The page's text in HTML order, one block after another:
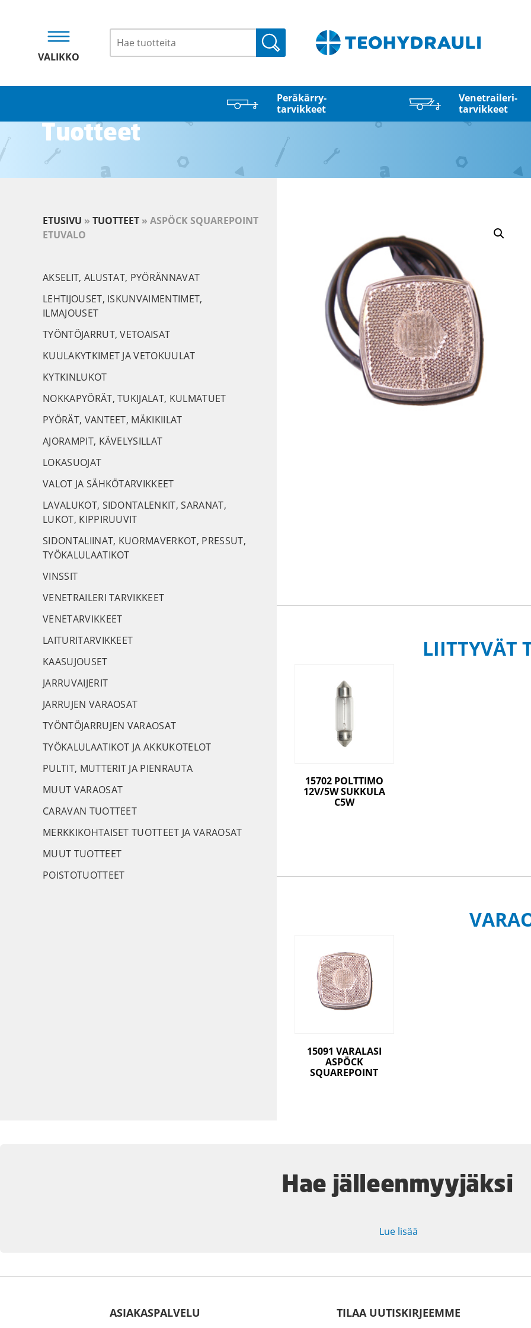
VALIKKO
Haku
Peräkärry­
tarvikkeet
Venetraileri­
tarvikkeet
Tuotteet
LIITTYVÄT
15702 POLTTIMO
12V/5W SUKKULA
C5W
15091 VARALASI
ASPÖCK
SQUAREPOINT
ETUSIVU » TUOTTEET » ASPÖCK SQUAREPOINT
ETUVALO
AKSELIT, ALUSTAT, PYÖRÄNNAVAT
LEHTIJOUSET, ISKUNVAIMENTIMET,
ILMAJOUSET
TYÖNTÖJARRUT, VETOAISAT
KUULAKYTKIMET JA VETOKUULAT
KYTKINLUKOT
NOKKAPYÖRÄT, TUKIJALAT, KULMATUET
PYÖRÄT, VANTEET, MÄKIKIILAT
AJORAMPIT, KÄVELYSILLAT
LOKASUOJAT
VALOT JA SÄHKÖTARVIKKEET
LAVALUKOT, SIDONTALENKIT, SARANAT,
LUKOT, KIPPIRUUVIT
SIDONTALIINAT, KUORMAVERKOT, PRESSUT,
TYÖKALULAATIKOT
VINSSIT
VENETRAILERI TARVIKKEET
VENETARVIKKEET
LAITURITARVIKKEET
KAASUJOUSET
JARRUVAIJERIT
JARRUJEN VARAOSAT
TYÖNTÖJARRUJEN VARAOSAT
TYÖKALULAATIKOT JA AKKUKOTELOT
PULTIT, MUTTERIT JA PIENRAUTA
MUUT VARAOSAT
CARAVAN TUOTTEET
MERKKIKOHTAISET TUOTTEET JA VARAOSAT
MUUT TUOTTEET
POISTOTUOTTEET
Hae jälleenmyyjäksi
Lue lisää
ASIAKASPALVELU TILAA UUTISKIRJEEMME